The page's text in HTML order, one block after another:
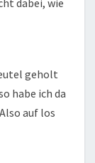
dabei, wie
geholt
habe ich da
auf los